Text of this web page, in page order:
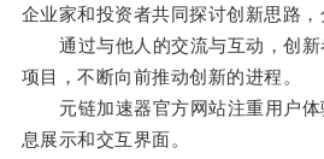
企业家和投资者共同探讨创新思路，
通过与他人的交流与互动，创新
项目，不断向前推动创新的进程。
元链加速器官方网站注重用户体
息展示和交互界面。